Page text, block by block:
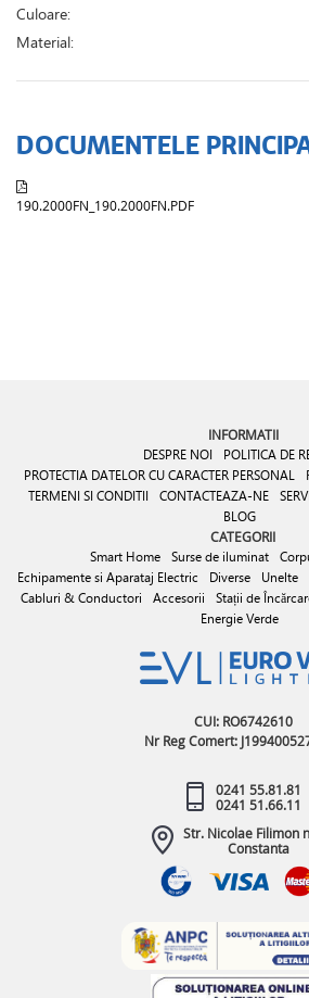
Culoare:
Material:
DOCUMENTELE
190.2000FN_190.2000FN.PDF
INFORMATII
DESPRE NOI
POLITICA DE
PROTECTIA DATELOR CU CARACTER PERSONAL
TERMENI SI CONDITII
CONTACTEAZA-NE
BLOG
CATEGORII
Smart Home Surse de iluminat
Echipamente si Aparataj Electric
Diverse Unelte
Cabluri & Conductori
Accesorii
Stații de
Energie Verde
CUI: RO6742610
Nr Reg Comert:
0241 55.81.81
0241 51.66.11
Str. Nicolae Filimon
Constanta